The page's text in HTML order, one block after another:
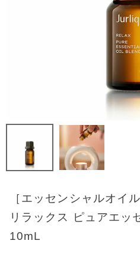
［エッセンシャルオイル
リラックス ピュアエッ
10mL